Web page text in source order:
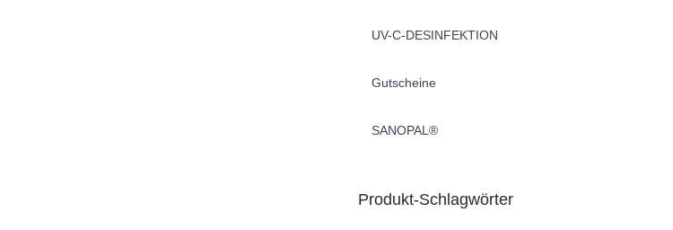
UV-C-DESINFEKTION
Gutscheine
SANOPAL®
Produkt-Schlagwörter